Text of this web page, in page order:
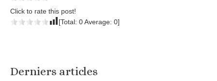
Click to rate this post!
[Total:0Average:0]
Derniers articles